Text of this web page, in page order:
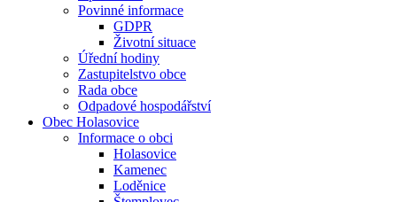
Povinné informace
GDPR
Životní situace
Úřední hodiny
Zastupitelstvo obce
Rada obce
Odpadové hospodářství
Obec Holasovice
Informace o obci
Holasovice
Kamenec
Loděnice